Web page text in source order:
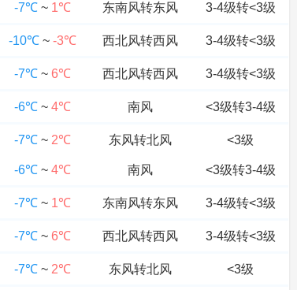
-7℃~ 1℃ 东南风转东风 3-4级转<3级
-10℃~ -3℃ 西北风转西风 3-4级转<3级
-7℃~ 6℃ 西北风转西风 3-4级转<3级
-6℃~ 4℃ 南风 <3级转3-4级
-7℃~ 2℃ 东风转北风 <3级
-6℃~ 4℃ 南风 <3级转3-4级
-7℃~ 1℃ 东南风转东风 3-4级转<3级
-7℃~ 6℃ 西北风转西风 3-4级转<3级
-7℃~ 2℃ 东风转北风 <3级